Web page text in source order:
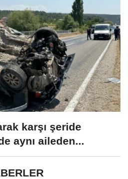
karşı şeride
aynı aileden...